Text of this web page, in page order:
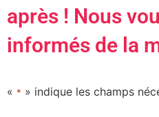
après ! Nous
informés de la
« * » indique les champs